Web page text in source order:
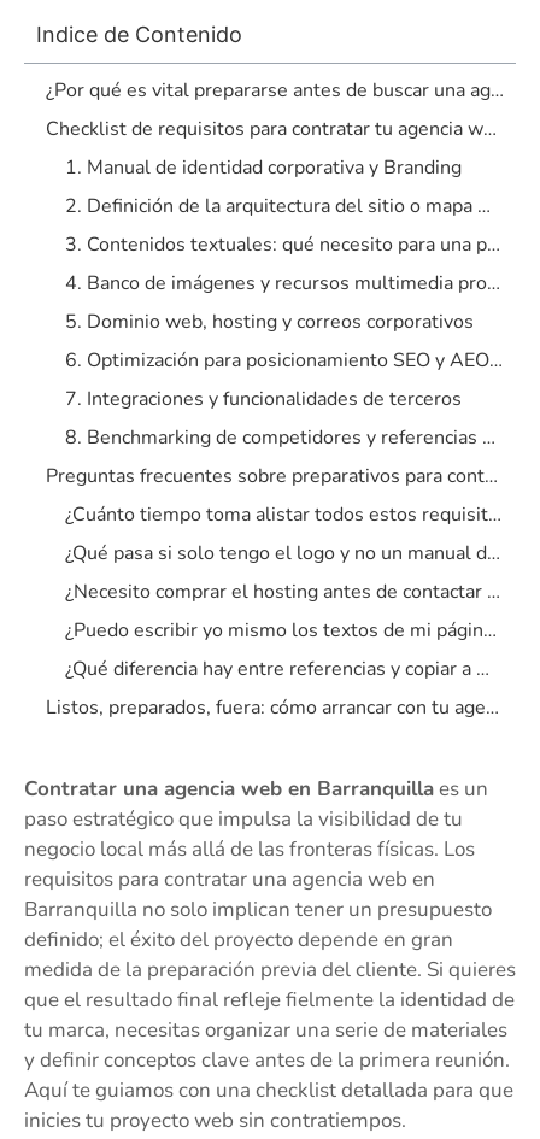
Indice de Contenido
¿Por qué es vital prepararse antes de buscar una agencia web en Barranquilla?
Checklist de requisitos para contratar tu agencia web en Barranquilla
1. Manual de identidad corporativa y Branding
2. Definición de la arquitectura del sitio o mapa web
3. Contenidos textuales: qué necesito para una página web que persuade
4. Banco de imágenes y recursos multimedia propios
5. Dominio web, hosting y correos corporativos
6. Optimización para posicionamiento SEO y AEO local
7. Integraciones y funcionalidades de terceros
8. Benchmarking de competidores y referencias de diseño
Preguntas frecuentes sobre preparativos para contratar diseño web
¿Cuánto tiempo toma alistar todos estos requisitos para mi página web?
¿Qué pasa si solo tengo el logo y no un manual de marca completo?
¿Necesito comprar el hosting antes de contactar a la agencia?
¿Puedo escribir yo mismo los textos de mi página web?
¿Qué diferencia hay entre referencias y copiar a mi competencia?
Listos, preparados, fuera: cómo arrancar con tu agencia de diseño web en Barranquilla
Contratar una agencia web en Barranquillaes un
paso estratégico que impulsa la visibilidad de tu
negocio local más allá de las fronteras físicas. Los
requisitos para contratar una agencia web en
Barranquilla no solo implican tener un presupuesto
definido; el éxito del proyecto depende en gran
medida de la preparación previa del cliente. Si quieres
que el resultado final refleje fielmente la identidad de
tu marca, necesitas organizar una serie de materiales
y definir conceptos clave antes de la primera reunión.
Aquí te guiamos con una checklist detallada para que
inicies tu proyecto web sin contratiempos.